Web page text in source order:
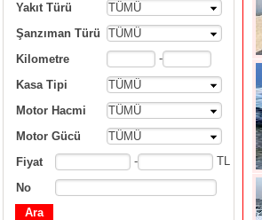
Yakıt Türü
TÜMÜ
Şanzıman Türü
TÜMÜ
Kilometre
-
Kasa Tipi
TÜMÜ
Motor Hacmi
TÜMÜ
Motor Gücü
TÜMÜ
Fiyat
- TL
No